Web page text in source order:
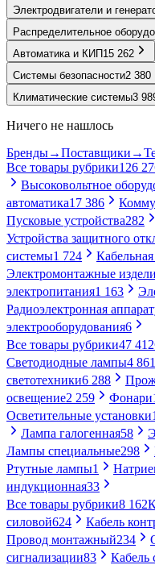
Электродвигатели и
Распределительное
Автоматика и КИП 15 262
Системы безопасности2 380
Климатические системы3
Ничего не нашлось
Бренды→Поставщики →
Все товары рубрики126
Высоковольтное
автоматика17 386
Пусковые устройства282
Устройства защитного
системы1 724
Электромонтажные
электропитания1 163
Радиоэлектронная
электрооборудования6
Все товары рубрики47 412
Светодиодные лампы4 861
светотехники6 288
освещение2 259 Фонари
Осветительные установки
Лампа галогенная58
Лампы специальные298
Ртутные лампы1
индукционная33
Все товары рубрики8 162
силовой624 Кабель
Провод монтажный234
сигнализации83 Кабель